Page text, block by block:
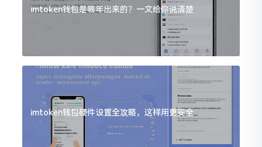
imtoken钱包是哪年出来的？一文给你说清楚
imtoken钱包硬件设置全攻略，这样用更安全